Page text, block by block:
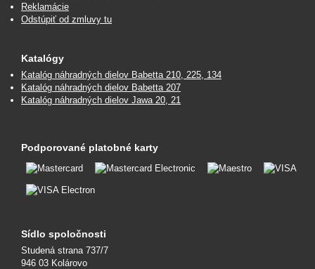
Reklamácie
Odstúpiť od zmluvy tu
Katalógy
Katalóg náhradných dielov Babetta 210, 225, 134
Katalóg náhradných dielov Babetta 207
Katalóg náhradných dielov Jawa 20, 21
Podporované platobné karty
Sídlo spoločnosti
Studená strana 737/7
946 03 Kolárovo